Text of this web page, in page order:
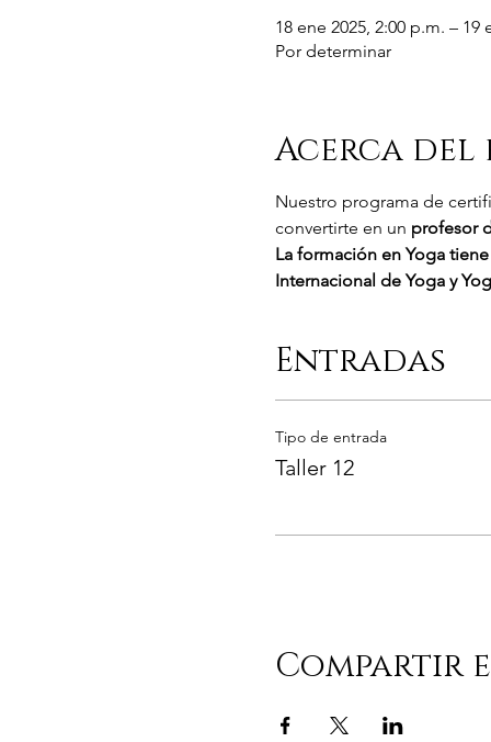
18 ene 2025, 2:00 p.m. – 19
Por determinar
Acerca del
Nuestro programa de
convertirte en un profesor
La formación en Yoga
Internacional de Yoga y
Entradas
Tipo de entrada
Taller 12
Compartir